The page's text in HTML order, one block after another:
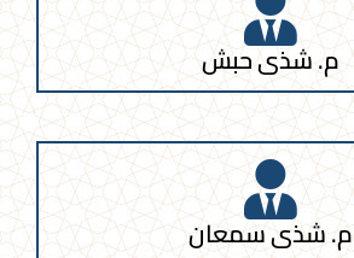
م. شذى حبش
م. شذى سمعان